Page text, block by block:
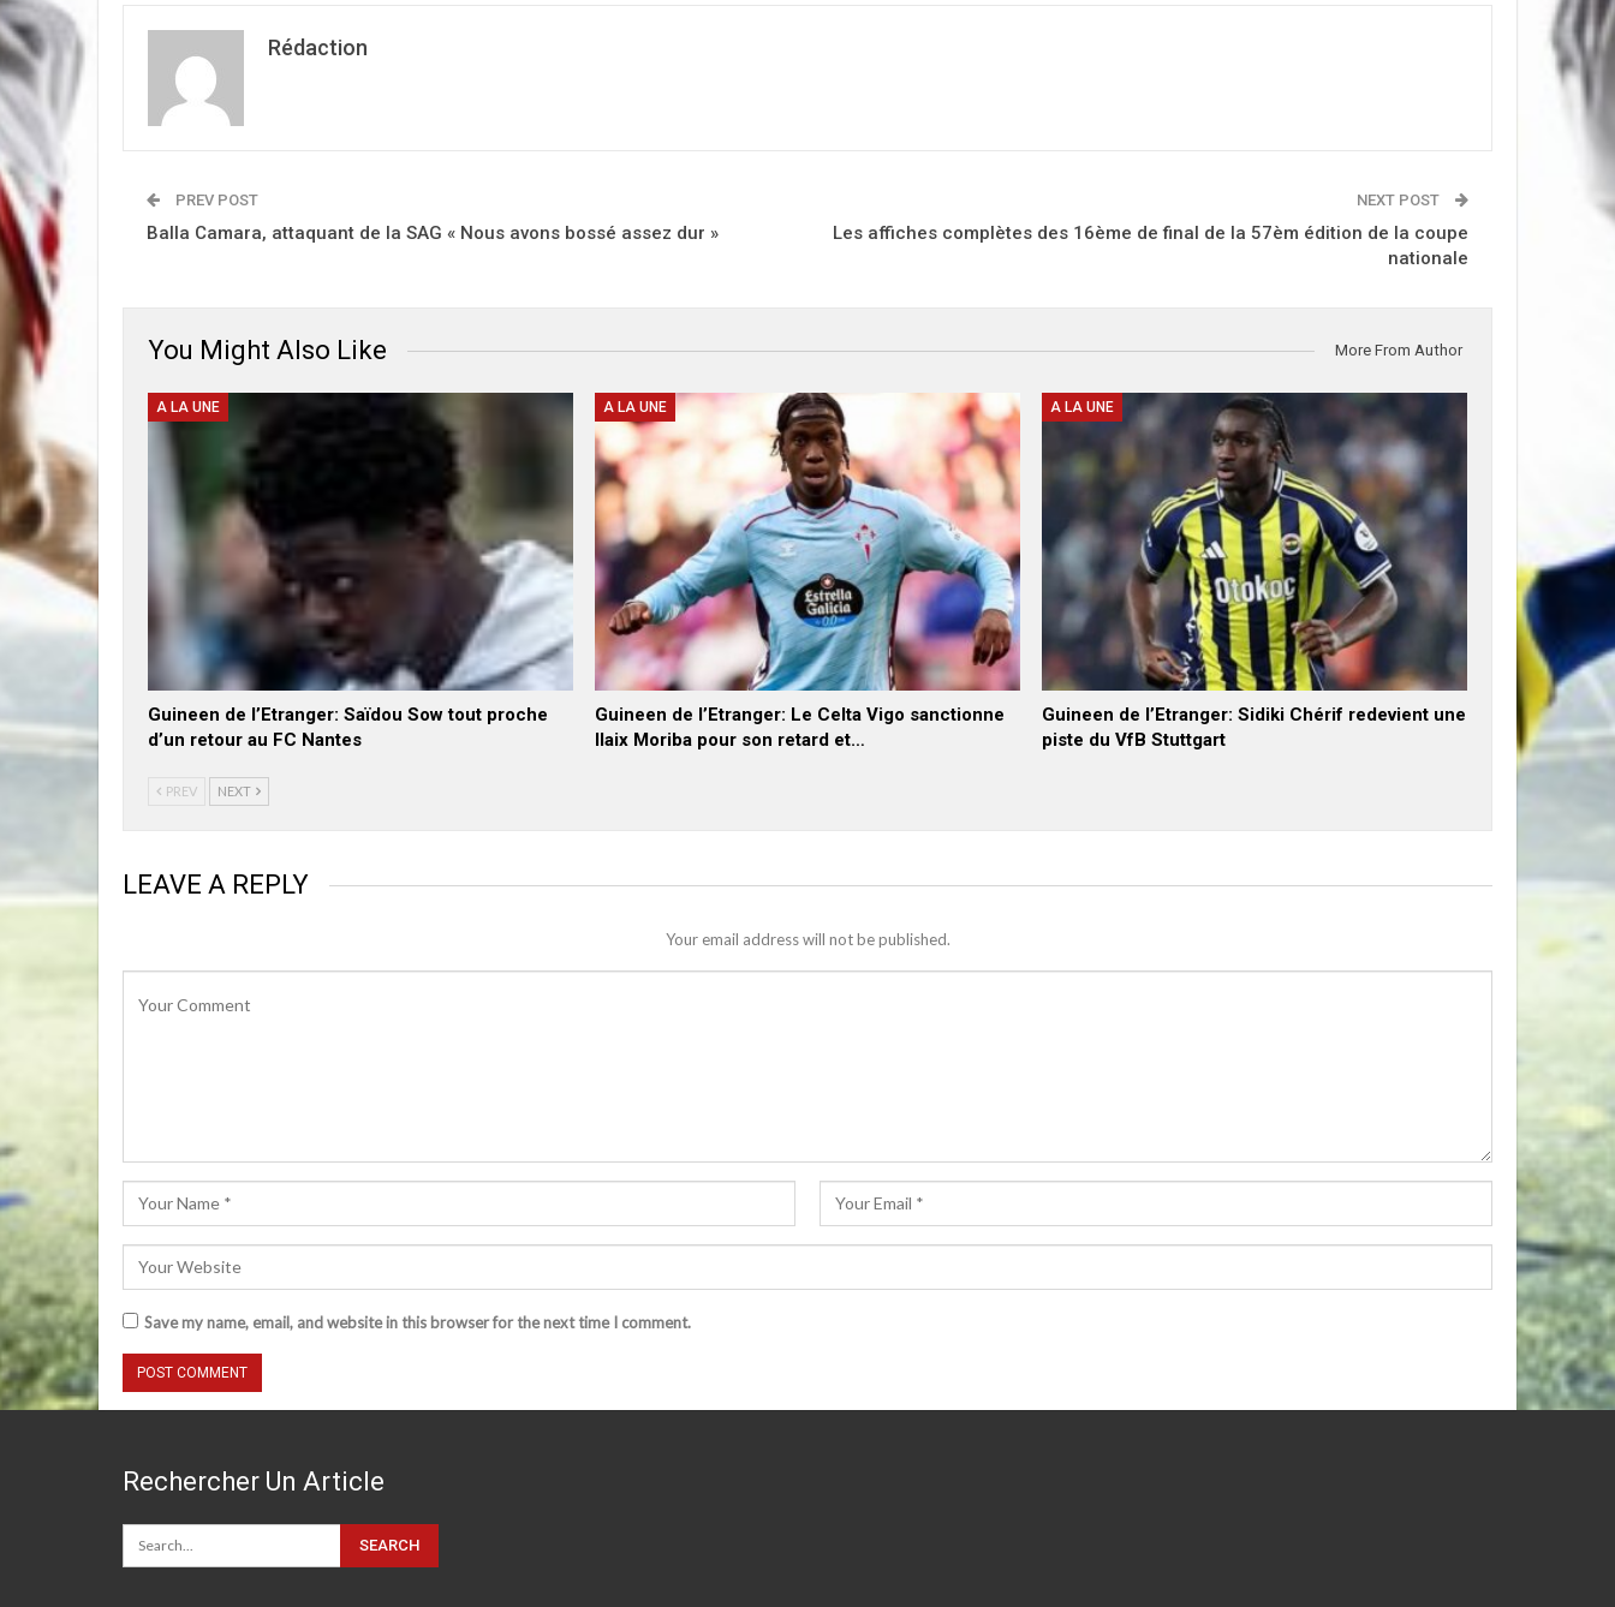
Rédaction
PREV POST
Balla Camara, attaquant de la SAG « Nous avons bossé assez dur »
NEXT POST
Les affiches complètes des 16ème de final de la 57èm édition de la coupe
nationale
You Might Also Like More From Author
A LA UNE
Guineen de l’Etranger: Saïdou Sow tout proche
d’un retour au FC Nantes
A LA UNE
Guineen de l’Etranger: Le Celta Vigo sanctionne
Ilaix Moriba pour son retard et…
A LA UNE
Guineen de l’Etranger: Sidiki Chérif redevient une
piste du VfB Stuttgart
PREV NEXT
LEAVE A REPLY
Your email address will not be published.
Save my name, email, and website in this browser for the next time I comment.
Rechercher Un Article